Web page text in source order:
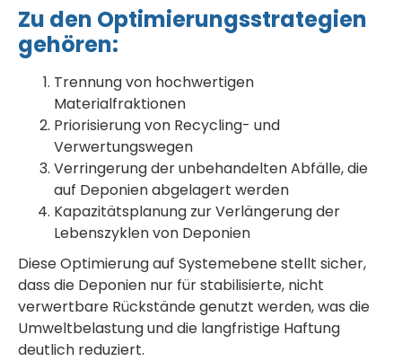
Zu den Optimierungsstrategien
gehören:
Trennung von hochwertigen
Materialfraktionen
Priorisierung von Recycling- und
Verwertungswegen
Verringerung der unbehandelten Abfälle, die
auf Deponien abgelagert werden
Kapazitätsplanung zur Verlängerung der
Lebenszyklen von Deponien
Diese Optimierung auf Systemebene stellt sicher,
dass die Deponien nur für stabilisierte, nicht
verwertbare Rückstände genutzt werden, was die
Umweltbelastung und die langfristige Haftung
deutlich reduziert.